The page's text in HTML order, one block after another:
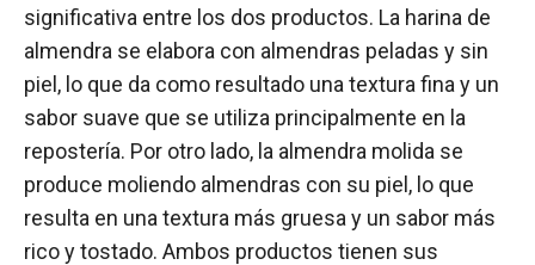
significativa entre los dos productos. La harina de
almendra se elabora con almendras peladas y sin
piel, lo que da como resultado una textura fina y un
sabor suave que se utiliza principalmente en la
repostería. Por otro lado, la almendra molida se
produce moliendo almendras con su piel, lo que
resulta en una textura más gruesa y un sabor más
rico y tostado. Ambos productos tienen sus